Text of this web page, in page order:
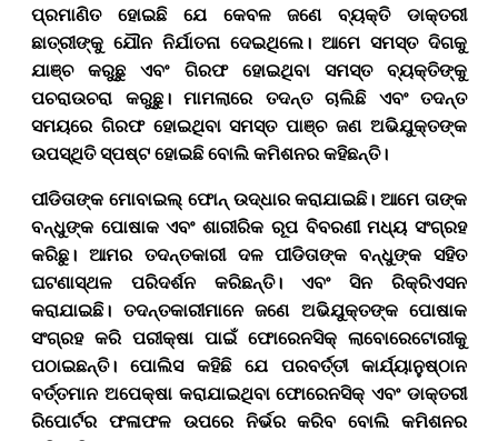
ପ୍ରମାଣିତ ହୋଇଛି ଯେ କେବଳ ଜଣେ ବ୍ୟକ୍ତି ଡାକ୍ତରୀ
ଛାତ୍ରୀଙ୍କୁ ଯୌନ ନିର୍ଯାତନା ଦେଇଥିଲେ। ଆମେ ସମସ୍ତ ଦିଗକୁ
ଯାଞ୍ଚ କରୁଛୁ ଏବଂ ଗିରଫ ହୋଇଥିବା ସମସ୍ତ ବ୍ୟକ୍ତିଙ୍କୁ
ପଚରାଉଚରା କରୁଛୁ। ମାମଲାରେ ତଦନ୍ତ ଚାଲିଛି ଏବଂ ତଦନ୍ତ
ସମୟରେ ଗିରଫ ହୋଇଥିବା ସମସ୍ତ ପାଞ୍ଚ ଜଣ ଅଭିଯୁକ୍ତଙ୍କ
ଉପସ୍ଥିତି ସ୍ପଷ୍ଟ ହୋଇଛି ବୋଲି କମିଶନର କହିଛନ୍ତି।
ପୀଡିତାଙ୍କ ମୋବାଇଲ୍ ଫୋନ୍ ଉଦ୍ଧାର କରାଯାଇଛି। ଆମେ ତାଙ୍କ
ବନ୍ଧୁଙ୍କ ପୋଷାକ ଏବଂ ଶାରୀରିକ ରୂପ ବିବରଣୀ ମଧ୍ୟ ସଂଗ୍ରହ
କରିଛୁ। ଆମର ତଦନ୍ତକାରୀ ଦଳ ପୀଡିତାଙ୍କ ବନ୍ଧୁଙ୍କ ସହିତ
ଘଟଣାସ୍ଥଳ ପରିଦର୍ଶନ କରିଛନ୍ତି। ଏବଂ ସିନ ରିକ୍ରିଏସନ
କରାଯାଇଛି। ତଦନ୍ତକାରୀମାନେ ଜଣେ ଅଭିଯୁକ୍ତଙ୍କ ପୋଷାକ
ସଂଗ୍ରହ କରି ପରୀକ୍ଷା ପାଇଁ ଫୋରେନସିକ୍ ଲାବୋରେଟୋରୀକୁ
ପଠାଇଛନ୍ତି। ପୋଲିସ କହିଛି ଯେ ପରବର୍ତ୍ତୀ କାର୍ଯ୍ୟାନୁଷ୍ଠାନ
ବର୍ତ୍ତମାନ ଅପେକ୍ଷା କରାଯାଇଥିବା ଫୋରେନସିକ୍ ଏବଂ ଡାକ୍ତରୀ
ରିପୋର୍ଟର ଫଳାଫଳ ଉପରେ ନିର୍ଭର କରିବ ବୋଲି କମିଶନର